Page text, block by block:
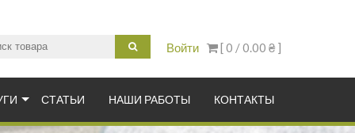
[ 0 /0.00 ₴]
Войти
купить в Украине
СТАТЬИ НАШИ РАБОТЫ КОНТАКТЫ